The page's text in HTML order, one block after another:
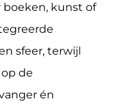
kunst of
sfeer, terwijl
de
én